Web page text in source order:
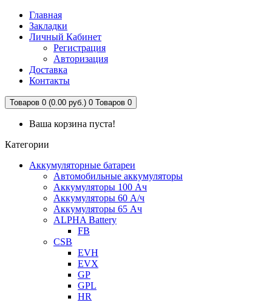
Главная
Закладки
Личный Кабинет
Регистрация
Авторизация
Доставка
Контакты
Товаров 0 (0.00 руб.) 0 Товаров 0
Ваша корзина пуста!
Категории
Аккумуляторные батареи
Автомобильные аккумуляторы
Аккумуляторы 100 Ач
Аккумуляторы 60 А/ч
Аккумуляторы 65 Ач
ALPHA Battery
FB
CSB
EVH
EVX
GP
GPL
HR